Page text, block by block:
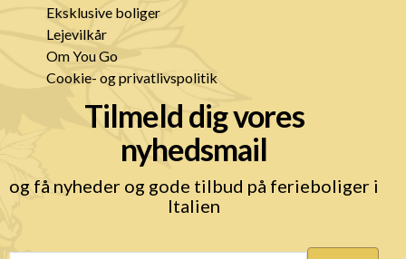
Eksklusive boliger
Lejevilkår
Om You Go
Cookie- og privatlivspolitik
Tilmeld dig vores
nyhedsmail
og få nyheder og gode tilbud på ferieboliger i
Italien